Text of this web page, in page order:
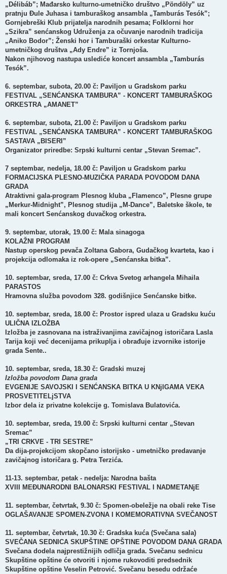
„Délibáb”; Mađarsko kulturno-umetničko društvo „Pöndöly” uz
pratnju Đule Juhasa i tamburaškog ansambla „Tamburás Tesók”;
Gornjebreški Klub prijatelja narodnih pesama; Folklorni hor
„Szikra” senćanskog Udruženja za očuvanje narodnih tradicija
„Aniko Bodor”; Ženski hor i Tamburaški orkestar Kulturno-
umetničkog društva „Ady Endre” iz Tornjoša.
Nakon njihovog nastupa uslediće koncert ansambla „Tamburás
Tesók”.
6. septembar, subota, 20.00 č: Paviljon u Gradskom parku
FESTIVAL „SENĆANSKA TAMBURA” - KONCERT TAMBURAŠKOG
ORKESTRA „AMANET”
6. septembar, subota, 21.00 č: Paviljon u Gradskom parku
FESTIVAL „SENĆANSKA TAMBURA” - KONCERT TAMBURAŠKOG
SASTAVA „BISERI”
Organizator priredbe: Srpski kulturni centar „Stevan Sremac”.
7 septembar, nedelja, 18.00 č: Paviljon u Gradskom parku
FORMACIJSKA PLESNO-MUZIČKA PARADA POVODOM DANA
GRADA
Atraktivni gala-program Plesnog kluba „Flamenco”, Plesne grupe
„Merkur-Midnight”, Plesnog studija „M-Dance”, Baletske škole, te
mali koncert Senćanskog duvačkog orkestra.
9. septembar, utorak, 19.00 č: Mala sinagoga
KOLAŽNI PROGRAM
Nastup operskog pevača Zoltana Gabora, Gudačkog kvarteta, kao i
projekcija odlomaka iz rok-opere „Senćanska bitka”.
10. septembar, sreda, 17.00 č: Crkva Svetog arhangela Mihaila
PARASTOS
Hramovna služba povodom 328. godišnjice Senćanske bitke.
10. septembar, sreda, 18.00 č: Prostor ispred ulaza u Gradsku kuću
ULIČNA IZLOŽBA
Izložba je zasnovana na istraživanjima zavičajnog istoričara Lasla
Tarija koji već decenijama prikuplja i obrađuje izvornike istorije
grada Sente..
10. septembar, sreda, 18.30 č: Gradski muzej
Izložba povodom Dana grada
EVGENIJE SAVOJSKI I SENĆANSKA BITKA U KNjIGAMA VEKA
PROSVETITELjSTVA
Izbor dela iz privatne kolekcije g. Tomislava Bulatovića.
10. septembar, sreda, 19.00 č: Srpski kulturni centar „Stevan
Sremac”
„TRI CRKVE - TRI SESTRE”
Da dija-projekcijom skopčano istorijsko - umetničko predavanje
zavičajnog istoričara g. Petra Terzića.
11-13. septembar, petak - nedelja: Narodna bašta
XVIII MEĐUNARODNI BALONARSKI FESTIVAL I NADMETANjE
11. septembar, četvrtak, 9.30 č: Spomen-obeležje na obali reke Tise
OGLAŠAVANJE SPOMEN-ZVONA I KOMEMORATIVNA SVEČANOST
11. septembar, četvrtak, 10.30 č: Gradska kuća (Svečana sala)
SVEČANA SEDNICA SKUPŠTINE OPŠTINE POVODOM DANA GRADA
Svečana dodela najprestižnijih odličja grada. Svečanu sednicu
Skupštine opštine će otvoriti i njome rukovoditi predsednik
Skupštine opštine Veselin Petrović. Svečanu besedu održaće